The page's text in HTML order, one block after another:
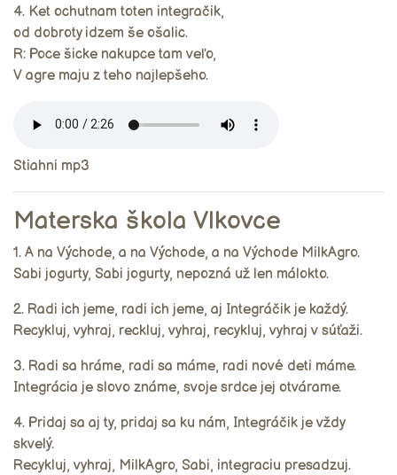
4. Ket ochutnam toten integračik,
od dobroty idzem še ošalic.
R: Poce šicke nakupce tam veľo,
V agre maju z teho najlepšeho.
Stiahni mp3
Materska škola Vlkovce
1. A na Východe, a na Východe, a na Východe MilkAgro.
Sabi jogurty, Sabi jogurty, nepozná už len málokto.
2. Radi ich jeme, radi ich jeme, aj Integráčik je každý.
Recykluj, vyhraj, reckluj, vyhraj, recykluj, vyhraj v súťaži.
3. Radi sa hráme, radi sa máme, radi nové deti máme.
Integrácia je slovo známe, svoje srdce jej otvárame.
4. Pridaj sa aj ty, pridaj sa ku nám, Integráčik je vždy
skvelý.
Recykluj, vyhraj, MilkAgro, Sabi, integraciu presadzuj.